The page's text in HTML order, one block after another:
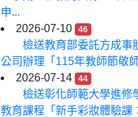
申...
2026-07-10
46
檢送教育部委託方成事
公司辦理「115年教師節敬
2026-07-14
44
檢送彰化師範大學進修
教育課程「新手彩妝體驗課